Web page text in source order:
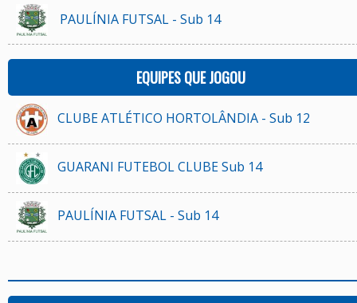
PAULÍNIA FUTSAL - Sub 14
EQUIPES QUE JOGOU
CLUBE ATLÉTICO HORTOLÂNDIA - Sub 12
GUARANI FUTEBOL CLUBE Sub 14
PAULÍNIA FUTSAL - Sub 14